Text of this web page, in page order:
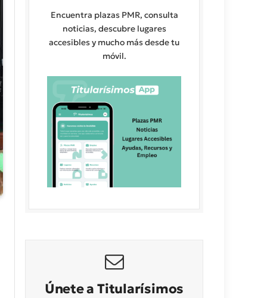
Encuentra plazas PMR, consulta
noticias, descubre lugares
accesibles y mucho más desde tu
móvil.
Únete a Titularísimos